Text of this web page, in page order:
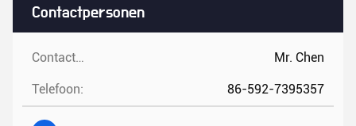
Contactpersonen
Contactpersonen: Mr. Chen
Telefoon: 86-592-7395357